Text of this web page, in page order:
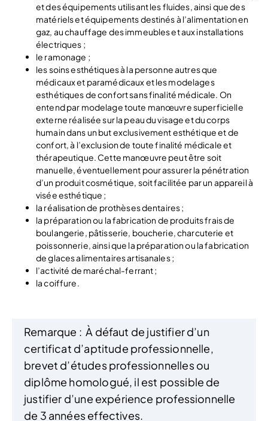
et des équipements utilisant les fluides, ainsi que des
matériels et équipements destinés à l’alimentation en
gaz, au chauffage des immeubles et aux installations
électriques ;
le ramonage ;
les soins esthétiques à la personne autres que
médicaux et paramédicaux et les modelages
esthétiques de confort sans finalité médicale. On
entend par modelage toute manœuvre superficielle
externe réalisée sur la peau du visage et du corps
humain dans un but exclusivement esthétique et de
confort, à l’exclusion de toute finalité médicale et
thérapeutique. Cette manœuvre peut être soit
manuelle, éventuellement pour assurer la pénétration
d’un produit cosmétique, soit facilitée par un appareil à
visée esthétique ;
la réalisation de prothèses dentaires ;
la préparation ou la fabrication de produits frais de
boulangerie, pâtisserie, boucherie, charcuterie et
poissonnerie, ainsi que la préparation ou la fabrication
de glaces alimentaires artisanales ;
l’activité de maréchal-ferrant ;
la coiffure.
Remarque : À défaut de justifier d’un
certificat d’aptitude professionnelle,
brevet d’études professionnelles ou
diplôme homologué, il est possible de
justifier d’une expérience professionnelle
de 3 années effectives.